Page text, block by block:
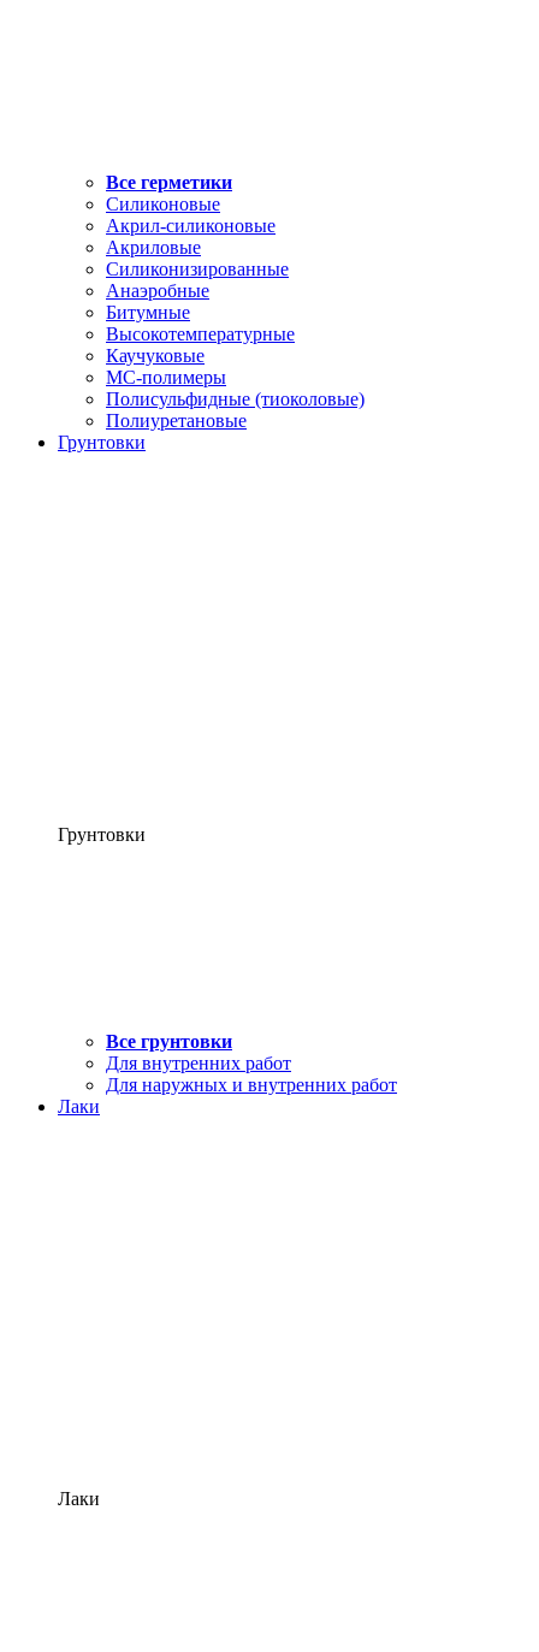
Все герметики
Силиконовые
Акрил-силиконовые
Акриловые
Силиконизированные
Анаэробные
Битумные
Высокотемпературные
Каучуковые
МС-полимеры
Полисульфидные (тиоколовые)
Полиуретановые
Грунтовки
Грунтовки
Все грунтовки
Для внутренних работ
Для наружных и внутренних работ
Лаки
Лаки